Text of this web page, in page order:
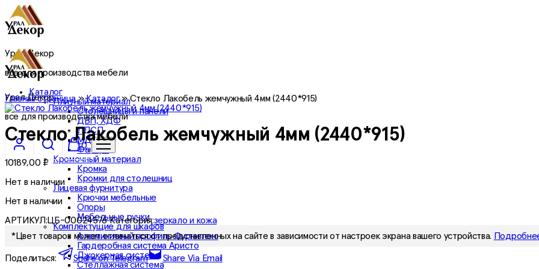
Урал Декор
все для производства мебели
Каталог
Плитный материал
Столешницы и панели
ДВП, ХДФ
ЛДСП
МДФ
Фанера
Кромочный материал
Кромка
Кромки для столешниц
Лицевая фурнитура
Крючки мебельные
Опоры
Мебельные ручки
Комплектущие для шкафов
Алюминиевый профиль Фурнитекс
Гардеробная система Аристо
Джокерная система
Стеллажная система
Урал Декор
все для производства мебели
0
Главная страница»Каталог»Стекло Лакобель жемчужный 4мм (2440*915)
Стекло Лакобель жемчужный 4мм (2440*915)
10189,00 ₽
Нет в наличии
Нет в наличии
АРТИКУЛ:ЦБ-00024576 Категория:зеркало и кожа
*Цвет товаров может отличаться от представленных на сайте в зависимости от настроек экрана вашего устройства.
Поделиться: Share on Telegram Share Via Email